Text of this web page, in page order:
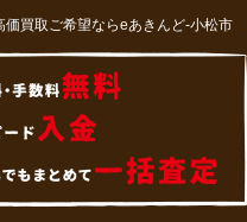
価買取ご希望ならeあきんど-小松市